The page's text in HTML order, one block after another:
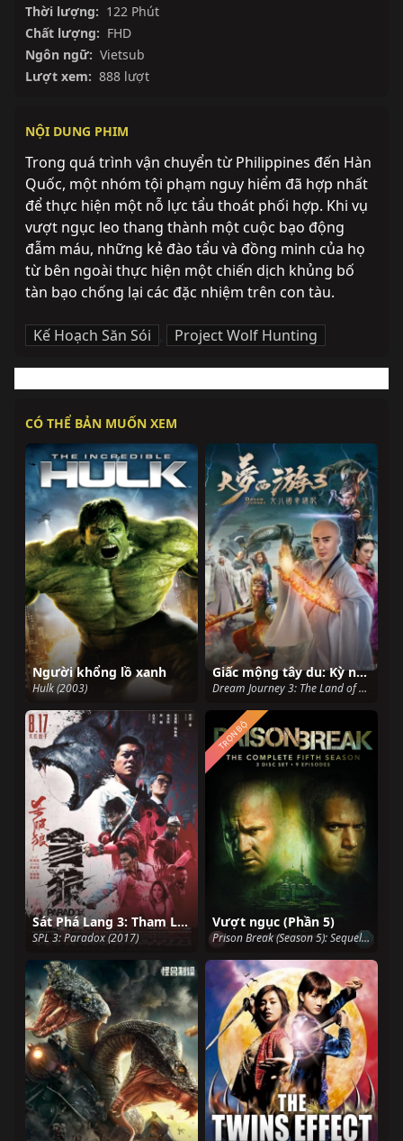
Thời lượng: 122 Phút
Chất lượng: FHD
Ngôn ngữ: Vietsub
Lượt xem: 888 lượt
NỘI DUNG PHIM
Trong quá trình vận chuyển từ Philippines đến Hàn
Quốc, một nhóm tội phạm nguy hiểm đã hợp nhất
để thực hiện một nỗ lực tẩu thoát phối hợp. Khi vụ
vượt ngục leo thang thành một cuộc bạo động
đẫm máu, những kẻ đào tẩu và đồng minh của họ
từ bên ngoài thực hiện một chiến dịch khủng bố
tàn bạo chống lại các đặc nhiệm trên con tàu.
Kế Hoạch Săn Sói , Project Wolf Hunting
CÓ THỂ BẢN MUỐN XEM
Người khổng lồ xanh
Hulk (2003)
Giấc mộng tây du: Kỳ ngộ Nữ nhi quốc
Dream Journey 3: The Land of Many Perfumes (2017)
Sát Phá Lang 3: Tham Lang
SPL 3: Paradox (2017)
Vượt ngục (Phần 5)
Prison Break (Season 5): Sequel (2017)
TRỌN BỘ